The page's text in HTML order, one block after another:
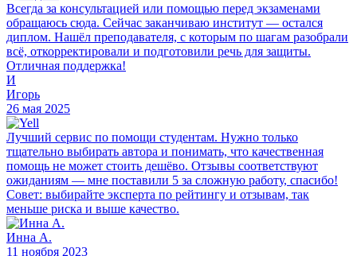
Всегда за консультацией или помощью перед экзаменами
обращаюсь сюда. Сейчас заканчиваю институт — остался
диплом. Нашёл преподавателя, с которым по шагам разобрали
всё, откорректировали и подготовили речь для защиты.
Отличная поддержка!
И
Игорь
26 мая 2025
Лучший сервис по помощи студентам. Нужно только
тщательно выбирать автора и понимать, что качественная
помощь не может стоить дешёво. Отзывы соответствуют
ожиданиям — мне поставили 5 за сложную работу, спасибо!
Совет: выбирайте эксперта по рейтингу и отзывам, так
меньше риска и выше качество.
Инна А.
11 ноября 2023